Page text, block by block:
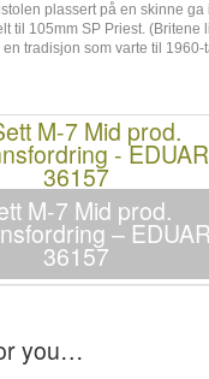
plassert på en skinne
til 105mm SP Priest.
tradisjon som varte til
M-7 Mid prod.
–
36157
you…